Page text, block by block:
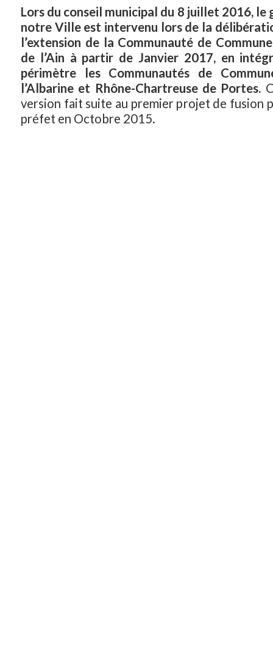
Lors du conseil municipal du 8 juillet 2016, le
notre Ville est intervenu lors de la
l’extension de la Communauté de
de l’Ain à partir de Janvier 2017, en
périmètre les Communautés de
l’Albarine et Rhône-Chartreuse de Portes.
version fait suite au premier projet de fusion
préfet en Octobre 2015.